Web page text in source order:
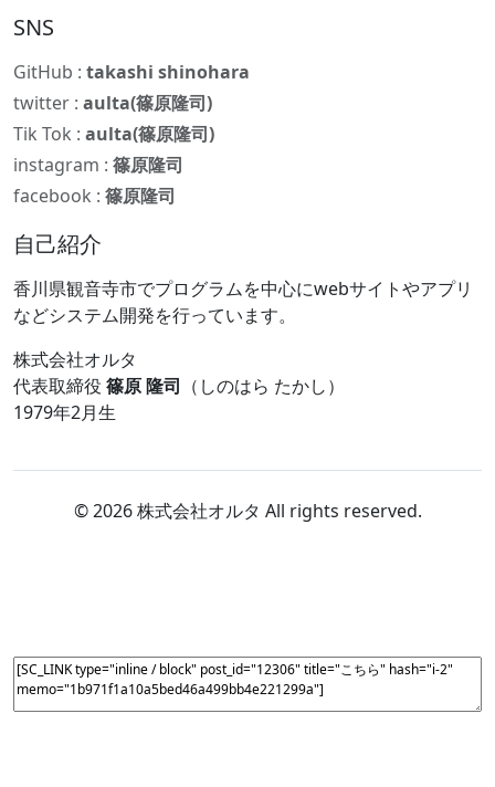
SNS
GitHub : takashi shinohara
twitter : aulta(篠原隆司)
Tik Tok : aulta(篠原隆司)
instagram : 篠原隆司
facebook : 篠原隆司
自己紹介
香川県観音寺市でプログラムを中心にwebサイトやアプリ
などシステム開発を行っています。
株式会社オルタ
代表取締役 篠原 隆司 （しのはら たかし）
1979年2月生
© 2026 株式会社オルタ All rights reserved.